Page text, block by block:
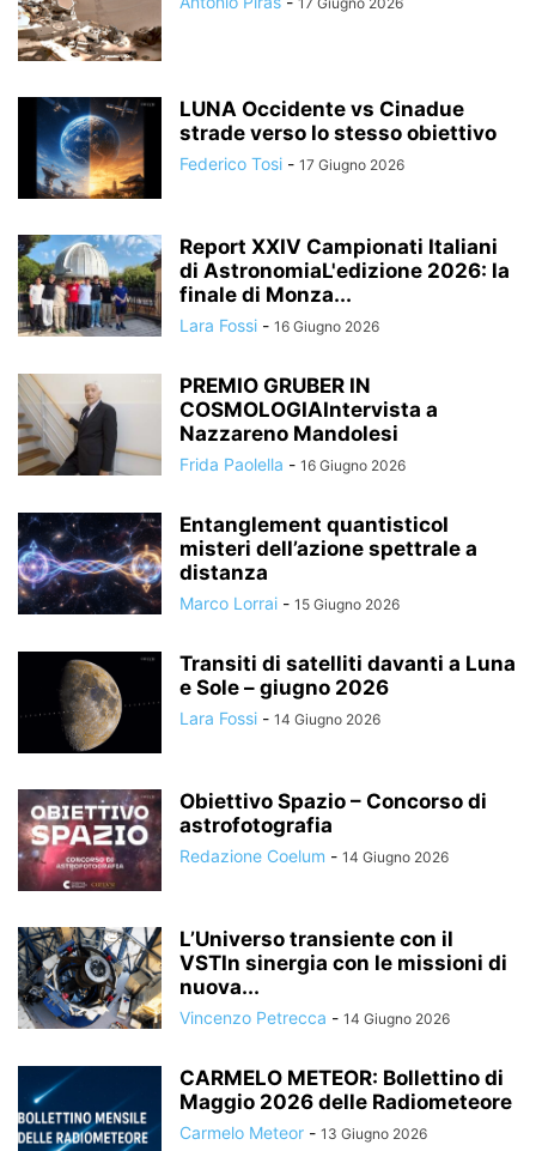
LUNA Occidente vs Cinadue
strade verso lo stesso obiettivo
Federico Tosi - 17 Giugno 2026
Report XXIV Campionati Italiani
di AstronomiaL'edizione 2026: la
finale di Monza...
Lara Fossi - 16 Giugno 2026
PREMIO GRUBER IN
COSMOLOGIAIntervista a
Nazzareno Mandolesi
Frida Paolella - 16 Giugno 2026
Entanglement quantisticoI
misteri dell’azione spettrale a
distanza
Marco Lorrai - 15 Giugno 2026
Transiti di satelliti davanti a Luna
e Sole – giugno 2026
Lara Fossi - 14 Giugno 2026
Obiettivo Spazio – Concorso di
astrofotografia
Redazione Coelum - 14 Giugno 2026
L’Universo transiente con il
VSTIn sinergia con le missioni di
nuova...
Vincenzo Petrecca - 14 Giugno 2026
CARMELO METEOR: Bollettino di
Maggio 2026 delle Radiometeore
Carmelo Meteor - 13 Giugno 2026